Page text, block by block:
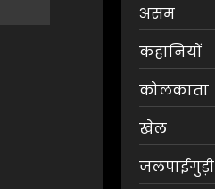
असम
कहानियों
कोलकाता
खेल
जलपाईगुड़ी